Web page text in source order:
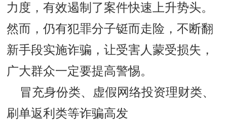
力度，有效遏制了案件快速上升势头。
然而，仍有犯罪分子铤而走险，不断翻
新手段实施诈骗，让受害人蒙受损失，
广大群众一定要提高警惕。
冒充身份类、虚假网络投资理财类、
刷单返利类等诈骗高发